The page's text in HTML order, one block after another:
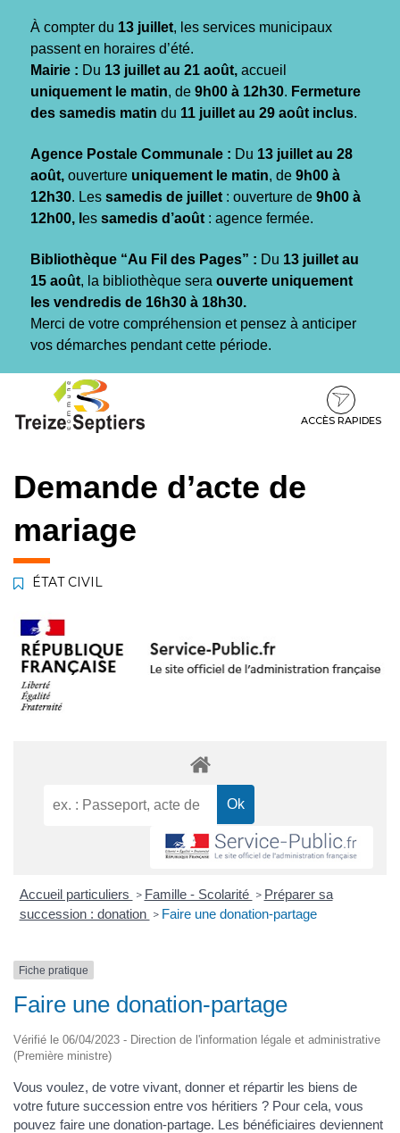
À compter du 13 juillet, les services municipaux
passent en horaires d’été.
Mairie : Du 13 juillet au 21 août, accueil
uniquement le matin, de 9h00 à 12h30. Fermeture
des samedis matin du 11 juillet au 29 août inclus.
Agence Postale Communale : Du 13 juillet au 28
août, ouverture uniquement le matin, de 9h00 à
12h30. Les samedis de juillet : ouverture de 9h00 à
12h00, l es samedis d’août : agence fermée.
Bibliothèque “Au Fil des Pages” : Du 13 juillet au
15 août, la bibliothèque sera ouverte uniquement
les vendredis de 16h30 à 18h30.
Merci de votre compréhension et pensez à anticiper
vos démarches pendant cette période.
contenu
pied
ACCÈS RAPIDES
Demande d’acte de
mariage
ÉTAT CIVIL
Accueil particuliers > Famille - Scolarité > Préparer sa
succession : donation > Faire une donation-partage
Fiche pratique
Faire une donation-partage
Vérifié le 06/04/2023 - Direction de l'information légale et administrative
(Première ministre)
Vous voulez, de votre vivant, donner et répartir les biens de
votre future succession entre vos héritiers ? Pour cela, vous
pouvez faire une donation-partage. Les bénéficiaires deviennent